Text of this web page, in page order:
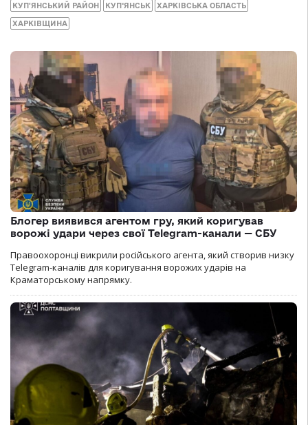
КУП'ЯНСЬКИЙ РАЙОН КУП‘ЯНСЬК ХАРКІВСЬКА ОБЛАСТЬ
ХАРКІВЩИНА
Блогер виявився агентом гру, який коригував
ворожі удари через свої Telegram-канали — СБУ
Правоохоронці викрили російського агента, який створив низку
Telegram-каналів для коригування ворожих ударів на
Краматорському напрямку.